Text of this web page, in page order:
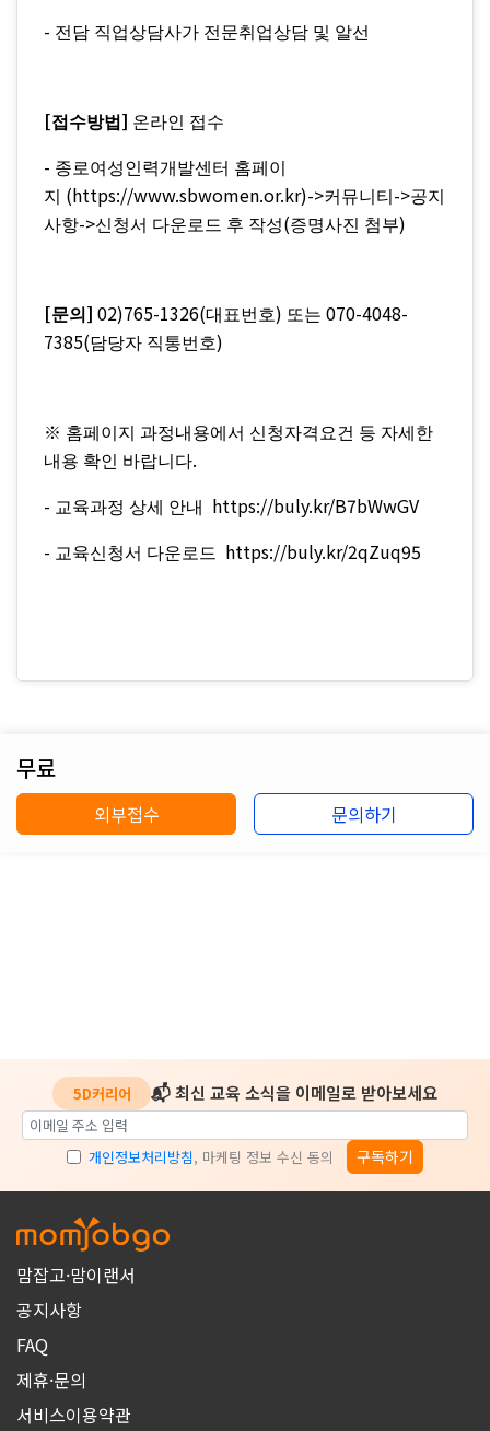
- 전담 직업상담사가 전문취업상담 및 알선
[접수방법 ] 온라인 접수
- 종로여성인력개발센터 홈페이
지 (https://www.sbwomen.or.kr)->커뮤니티 ->공지
사항->신청서 다운로드 후 작성(증명사진 첨부)
[문의 ] 02)765-1326(대표번호) 또는 070-4048-
7385(담당자 직통번호)
※ 홈페이지 과정내용에서 신청자격요건 등 자세한
내용 확인 바랍니다.
- 교육과정 상세 안내 https://buly.kr/B7bWwGV
- 교육신청서 다운로드 https://buly.kr/2qZuq95
무료
외부접수 문의하기
5D커리어 📬 최신 교육 소식을 이메일로 받아보세요
개인정보처리방침, 마케팅 정보 수신 동의 구독하기
맘잡고·맘이랜서
공지사항
FAQ
제휴·문의
서비스이용약관